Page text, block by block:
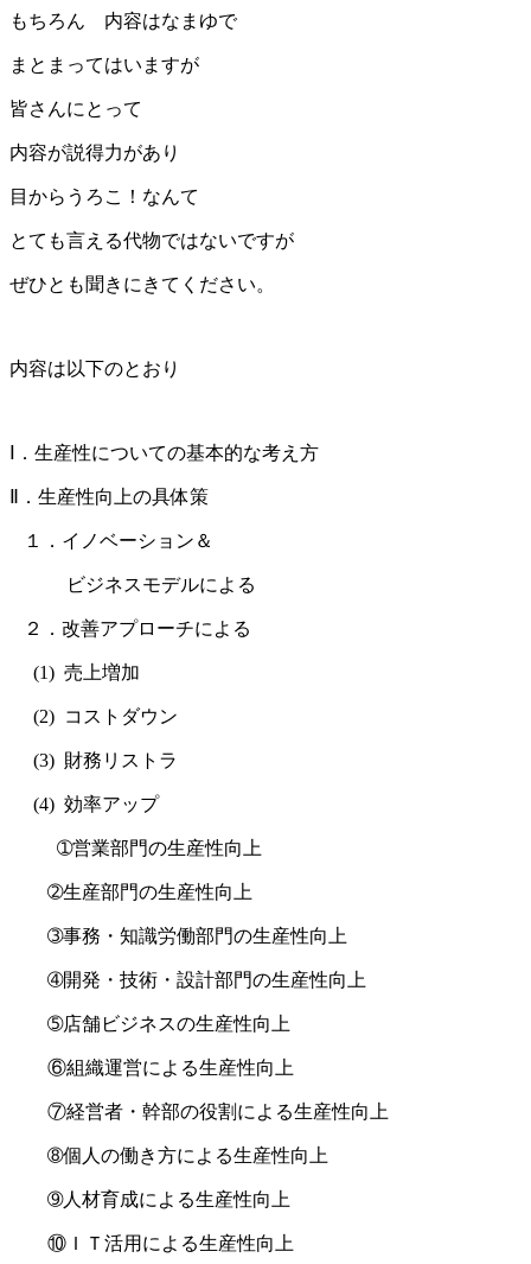
もちろん 内容はなまゆで
まとまってはいますが
皆さんにとって
内容が説得力があり
目からうろこ！なんて
とても言える代物ではないですが
ぜひとも聞きにきてください。
内容は以下のとおり
Ⅰ．生産性についての基本的な考え方
Ⅱ．生産性向上の具体策
１．イノベーション＆
ビジネスモデルによる
２．改善アプローチによる
(1) 売上増加
(2) コストダウン
(3) 財務リストラ
(4) 効率アップ
➀営業部門の生産性向上
➁生産部門の生産性向上
➂事務・知識労働部門の生産性向上
➃開発・技術・設計部門の生産性向上
➄店舗ビジネスの生産性向上
⑥組織運営による生産性向上
⑦経営者・幹部の役割による生産性向上
➇個人の働き方による生産性向上
➈人材育成による生産性向上
⑩ＩＴ活用による生産性向上